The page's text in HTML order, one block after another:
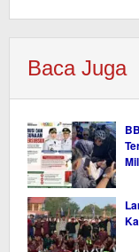
Baca Juga